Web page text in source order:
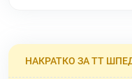
НАКРАТКО ЗА ТТ